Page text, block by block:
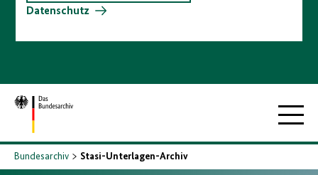
Datenschutz
Zur
Startseite
Bundesarchiv Stasi-Unterlagen-Archiv